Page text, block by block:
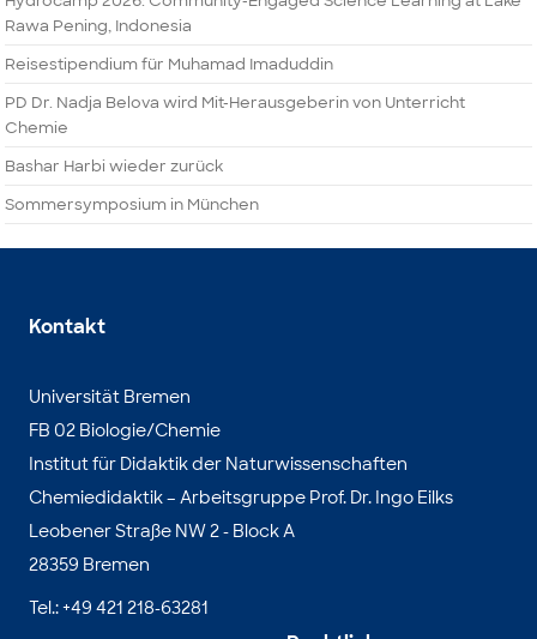
Rawa Pening, Indonesia
Reisestipendium für Muhamad Imaduddin
PD Dr. Nadja Belova wird Mit-Herausgeberin von Unterricht
Chemie
Bashar Harbi wieder zurück
Sommersymposium in München
Kontakt
Universität Bremen
FB 02 Biologie/Chemie
Institut für Didaktik der Naturwissenschaften
Chemiedidaktik – Arbeitsgruppe Prof. Dr. Ingo Eilks
Leobener Straße NW 2 - Block A
28359 Bremen
Tel.: +49 421 218-63281